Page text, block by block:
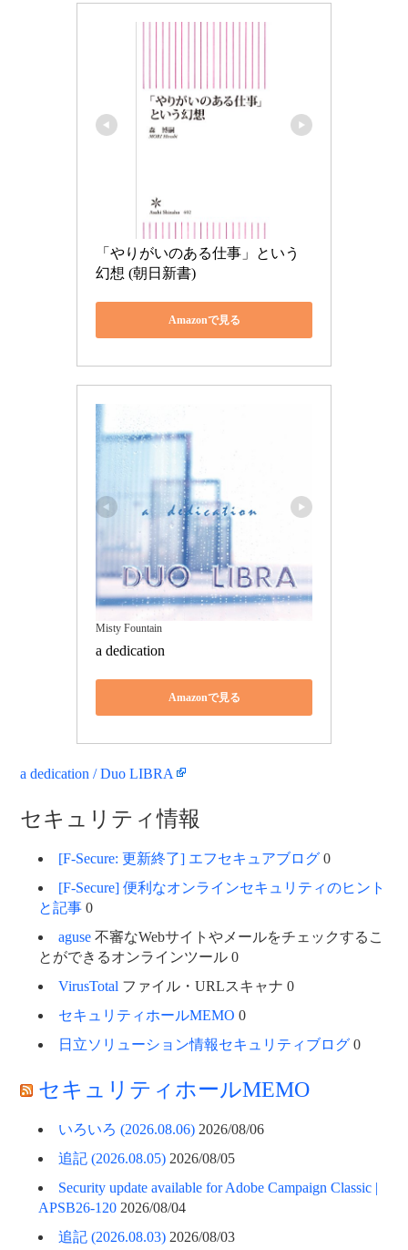
「やりがいのある仕事」という
幻想 (朝日新書)
Amazonで見る
Misty Fountain
a dedication
Amazonで見る
a dedication / Duo LIBRA
セキュリティ情報
[F-Secure: 更新終了] エフセキュアブログ 0
[F-Secure] 便利なオンラインセキュリティのヒント
と記事 0
aguse 不審なWebサイトやメールをチェックするこ
とができるオンラインツール 0
VirusTotal ファイル・URLスキャナ 0
セキュリティホールMEMO 0
日立ソリューション情報セキュリティブログ 0
セキュリティホールMEMO
いろいろ (2026.08.06) 2026/08/06
追記 (2026.08.05) 2026/08/05
Security update available for Adobe Campaign Classic |
APSB26-120 2026/08/04
追記 (2026.08.03) 2026/08/03